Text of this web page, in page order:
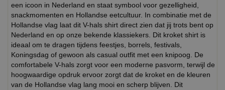
een icoon in Nederland en staat symbool voor gezelligheid,
snackmomenten en Hollandse eetcultuur. In combinatie met de
Hollandse vlag laat dit V-hals shirt direct zien dat jij trots bent op
Nederland en op onze bekende klassiekers. Dit kroket shirt is
ideaal om te dragen tijdens feestjes, borrels, festivals,
Koningsdag of gewoon als casual outfit met een knipoog. De
comfortabele V-hals zorgt voor een moderne pasvorm, terwijl de
hoogwaardige opdruk ervoor zorgt dat de kroket en de kleuren
van de Hollandse vlag lang mooi en scherp blijven. Dit